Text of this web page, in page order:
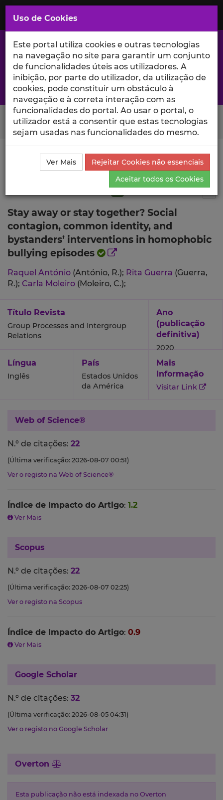
Saltar
para
Conteúdo
Principal
A excelência da investigação e ciência no Iscte
Search Button
Ciência_Iscte Publicações
Descrição Detalhada da
Publicação
Stay away or stay together? Social
contagion, common identity, and
bystanders’ interventions in homophobic
bullying episodes
Raquel António (António, R.); Rita Guerra (Guerra,
R.); Carla Moleiro (Moleiro, C.);
Título Revista
Group Processes and Intergroup
Relations
Ano
(publicação
definitiva)
2020
Língua
Inglês
País
Estados Unidos
da América
Mais
Informação
Visitar Link
Web of Science®
N.º de citações: 22
(Última verificação: 2026-08-07 00:51)
Ver o registo na Web of Science®
Índice de Impacto do Artigo: 1.2
Ver Mais
Scopus
N.º de citações: 22
(Última verificação: 2026-08-07 02:25)
Ver o registo na Scopus
Índice de Impacto do Artigo: 0.9
Ver Mais
Google Scholar
N.º de citações: 32
(Última verificação: 2026-08-05 04:31)
Ver o registo no Google Scholar
Overton
Esta publicação não está indexada no Overton
Uso de Cookies
Este portal utiliza cookies e outras tecnologias
na navegação no site para garantir um conjunto
de funcionalidades úteis aos utilizadores. A
inibição, por parte do utilizador, da utilização de
cookies, pode constituir um obstáculo à
navegação e à correta interação com as
funcionalidades do portal. Ao usar o portal, o
utilizador está a consentir que estas tecnologias
sejam usadas nas funcionalidades do mesmo.
Ver Mais
Rejeitar Cookies não essenciais
Aceitar todos os Cookies